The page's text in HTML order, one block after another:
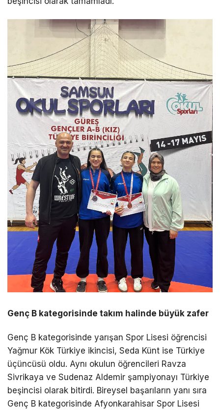
Genç B kategorisinde takım halinde büyük zafer
Genç B kategorisinde yarışan Spor Lisesi öğrencisi
Yağmur Kök Türkiye ikincisi, Seda Künt ise Türkiye
üçüncüsü oldu. Aynı okulun öğrencileri Ravza
Sivrikaya ve Sudenaz Aldemir şampiyonayı Türkiye
beşincisi olarak bitirdi. Bireysel başarıların yanı sıra
Genç B kategorisinde Afyonkarahisar Spor Lisesi